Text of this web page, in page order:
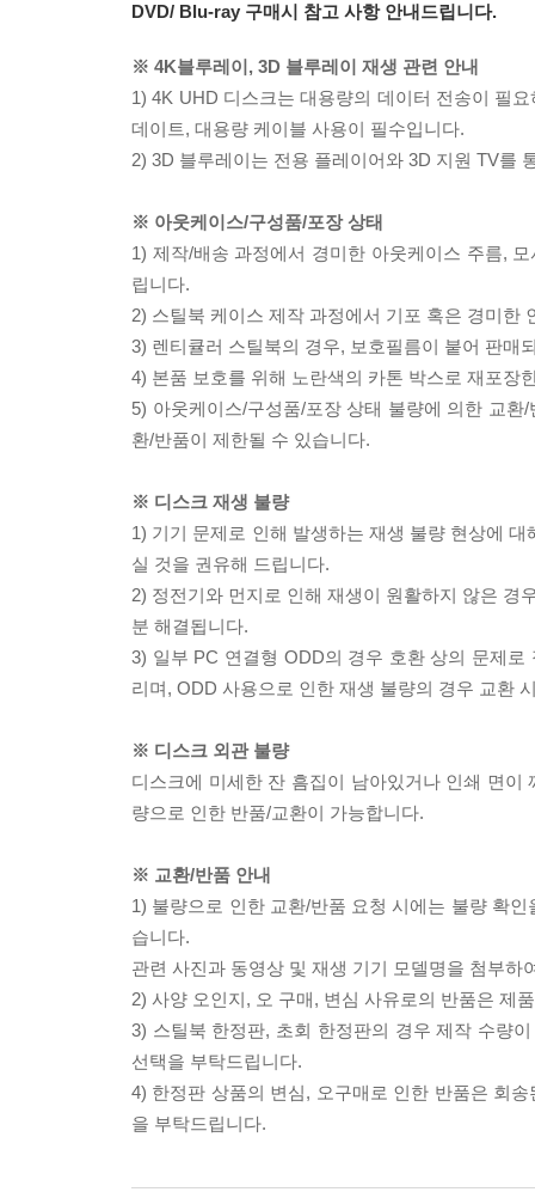
DVD/ Blu-ray 구매시 참고 사항 안내드립니다.
※ 4K블루레이, 3D 블루레이 재생 관련 안내
1) 4K UHD 디스크는 대용량의 데이터 전송이 필
데이트, 대용량 케이블 사용이 필수입니다.
2) 3D 블루레이는 전용 플레이어와 3D 지원 TV를
※ 아웃케이스/구성품/포장 상태
1) 제작/배송 과정에서 경미한 아웃케이스 주름,
립니다.
2) 스틸북 케이스 제작 과정에서 기포 혹은 경미한
3) 렌티큘러 스틸북의 경우, 보호필름이 붙어 판매
4) 본품 보호를 위해 노란색의 카톤 박스로 재포장
5) 아웃케이스/구성품/포장 상태 불량에 의한 교
환/반품이 제한될 수 있습니다.
※ 디스크 재생 불량
1) 기기 문제로 인해 발생하는 재생 불량 현상에
실 것을 권유해 드립니다.
2) 정전기와 먼지로 인해 재생이 원활하지 않은 경
분 해결됩니다.
3) 일부 PC 연결형 ODD의 경우 호환 상의 문제
리며, ODD 사용으로 인한 재생 불량의 경우 교환
※ 디스크 외관 불량
디스크에 미세한 잔 흠집이 남아있거나 인쇄 면
량으로 인한 반품/교환이 가능합니다.
※ 교환/반품 안내
1) 불량으로 인한 교환/반품 요청 시에는 불량 확
습니다.
관련 사진과 동영상 및 재생 기기 모델명을 첨부하
2) 사양 오인지, 오 구매, 변심 사유로의 반품은 제
3) 스틸북 한정판, 초회 한정판의 경우 제작 수량
선택을 부탁드립니다.
4) 한정판 상품의 변심, 오구매로 인한 반품은 회
을 부탁드립니다.